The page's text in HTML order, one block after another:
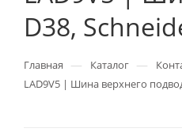
D38,
Главная — Каталог —
LAD9V5 | Шина верхнего